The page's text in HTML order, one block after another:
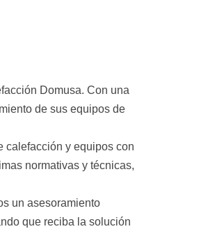
Domusa. Con una
de sus equipos de
calefacción y equipos con
normativas y técnicas,
un asesoramiento
que reciba la solución